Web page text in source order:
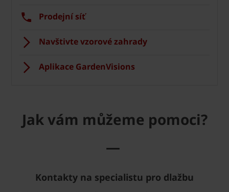
Prodejní síť
Navštivte vzorové zahrady
Aplikace GardenVisions
Jak vám můžeme pomoci?
—
Kontakty na specialistu pro dlažbu